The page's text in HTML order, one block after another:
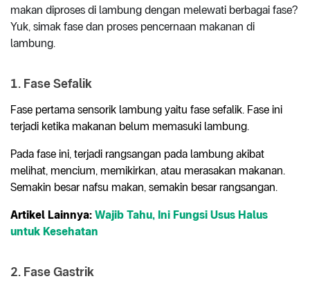
makan diproses di lambung dengan melewati berbagai fase?
Yuk, simak fase dan proses pencernaan makanan di
lambung.
1. Fase Sefalik
Fase pertama sensorik lambung yaitu fase sefalik. Fase ini
terjadi ketika makanan belum memasuki lambung.
Pada fase ini, terjadi rangsangan pada lambung akibat
melihat, mencium, memikirkan, atau merasakan makanan.
Semakin besar nafsu makan, semakin besar rangsangan.
Artikel Lainnya: Wajib Tahu, Ini Fungsi Usus Halus
untuk Kesehatan
2. Fase Gastrik